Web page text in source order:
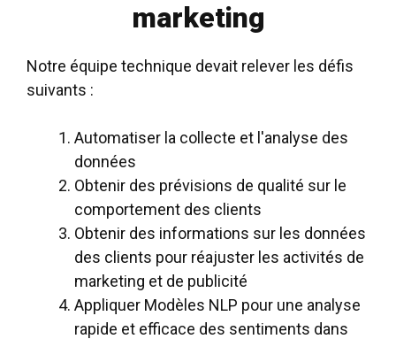
marketing
Notre équipe technique devait relever les défis
suivants :
Automatiser la collecte et l'analyse des
données
Obtenir des prévisions de qualité sur le
comportement des clients
Obtenir des informations sur les données
des clients pour réajuster les activités de
marketing et de publicité
Appliquer Modèles NLP pour une analyse
rapide et efficace des sentiments dans